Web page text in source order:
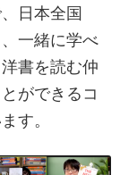
日本全国
一緒に学べ
書を読む仲
ができるコ
す。